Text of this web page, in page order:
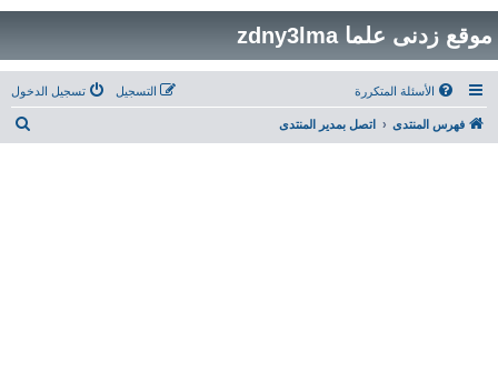
موقع زدنى علما zdny3lma
الأسئلة المتكررة تسجيل الدخول التسجيل
فهرس المنتدى اتصل بمدير المنتدى